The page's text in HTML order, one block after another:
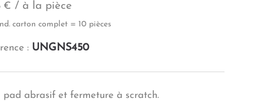
€ / à la pièce
carton complet = 10 pièces
: UNGNS450
pad abrasif et fermeture à scratch.